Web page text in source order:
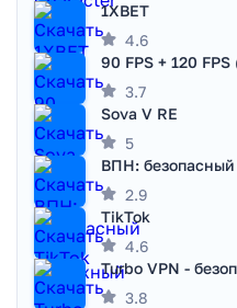
1XBET
4.6
90 FPS + 120 FPS
3.7
Sova V RE
5
2.9
TikTok
4.6
3.8